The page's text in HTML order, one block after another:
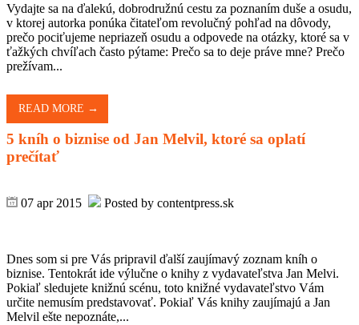
Vydajte sa na ďalekú, dobrodružnú cestu za poznaním duše a osudu,
v ktorej autorka ponúka čitateľom revolučný pohľad na dôvody,
prečo pociťujeme nepriazeň osudu a odpovede na otázky, ktoré sa v
ťažkých chvíľach často pýtame: Prečo sa to deje práve mne? Prečo
prežívam...
READ MORE →
5 kníh o biznise od Jan Melvil, ktoré sa oplatí
prečítať
07 apr 2015 Posted by contentpress.sk
Dnes som si pre Vás pripravil ďalší zaujímavý zoznam kníh o
biznise. Tentokrát ide výlučne o knihy z vydavateľstva Jan Melvi.
Pokiaľ sledujete knižnú scénu, toto knižné vydavateľstvo Vám
určite nemusím predstavovať. Pokiaľ Vás knihy zaujímajú a Jan
Melvil ešte nepoznáte,...